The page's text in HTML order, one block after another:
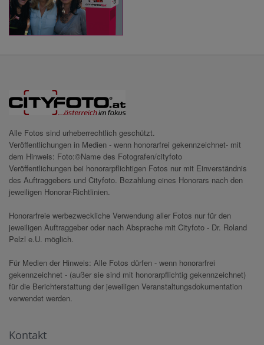
Alle Fotos sind urheberrechtlich geschützt.
Veröffentlichungen in Medien - wenn honorarfrei gekennzeichnet- mit
dem Hinweis: Foto:©Name des Fotografen/cityfoto
Veröffentlichungen bei honorarpflichtigen Fotos nur mit Einverständnis
des Auftraggebers und Cityfoto. Bezahlung eines Honorars nach den
jeweiligen Honorar-Richtlinien.
Honorarfreie werbezweckliche Verwendung aller Fotos nur für den
jeweiligen Auftraggeber oder nach Absprache mit Cityfoto - Dr. Roland
Pelzl e.U. möglich.
Für Medien der Hinweis: Alle Fotos dürfen - wenn honorarfrei
gekennzeichnet - (außer sie sind mit honorarpflichtig gekennzeichnet)
für die Berichterstattung der jeweiligen Veranstaltungsdokumentation
verwendet werden.
Kontakt